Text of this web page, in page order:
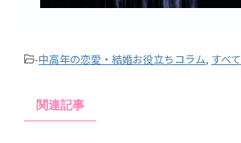
-中高年の恋愛・結婚お役立ちコラム, すべて
関連記事